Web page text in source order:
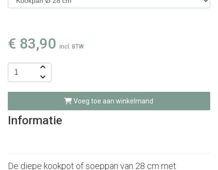
€ 83,90 incl. BTW
Voeg toe aan winkelmand
Informatie
De diepe kookpot of soeppan van 28 cm met